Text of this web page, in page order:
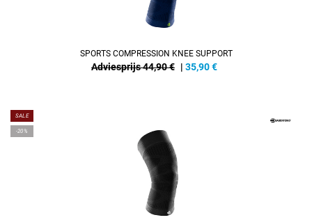
SPORTS COMPRESSION KNEE SUPPORT
Adviesprijs 44,90 € | 35,90€
SALE
-20%